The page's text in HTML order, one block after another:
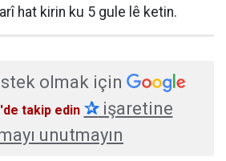
hat kirin ku 5 gule lê ketin.
olmak için
'de takip edin ✰işaretine
unutmayın